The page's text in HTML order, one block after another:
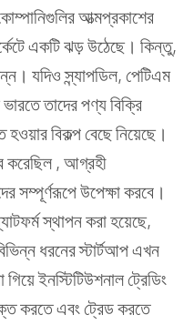
আত্মপ্রকাশের
একটি ঝড় উঠেছে। কিন্তু,
যদিও স্ন্যাপডিল, পেটিএম
তাদের পণ্য বিক্রি
বিকল্প বেছে নিয়েছে।
করেছিল , আগ্রহী
সম্পূর্ণরূপে উপেক্ষা করবে।
স্থাপন করা হয়েছে,
ধরনের স্টার্টআপ এখন
ইনস্টিটিউশনাল ট্রেডিং
করতে এবং ট্রেড করতে